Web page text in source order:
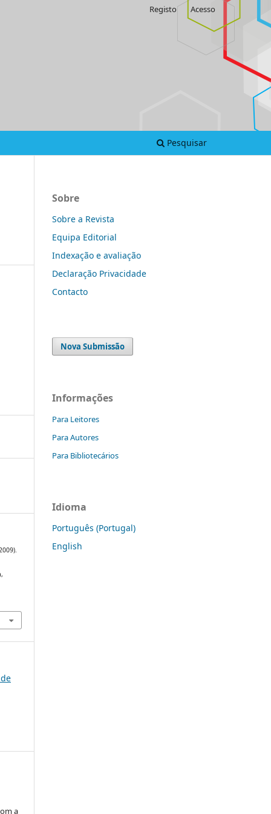
Pesquisar
Registo Acesso
a
Sobre
Sobre a Revista
Equipa Editorial
Indexação e avaliação
Declaração Privacidade
Contacto
Nova Submissão
Informações
Para Leitores
Para Autores
Para Bibliotecários
Idioma
Português (Portugal)
English